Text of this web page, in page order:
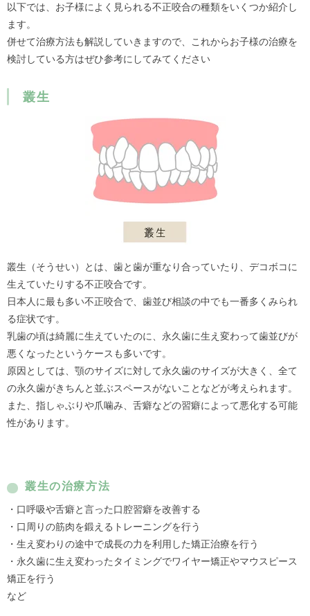
以下では、お子様によく見られる不正咬合の種類をいくつか紹介し
ます。
併せて治療方法も解説していきますので、これからお子様の治療を
検討している方はぜひ参考にしてみてください
叢生
叢生（そうせい）とは、歯と歯が重なり合っていたり、デコボコに
生えていたりする不正咬合です。
日本人に最も多い不正咬合で、歯並び相談の中でも一番多くみられ
る症状です。
乳歯の頃は綺麗に生えていたのに、永久歯に生え変わって歯並びが
悪くなったというケースも多いです。
原因としては、顎のサイズに対して永久歯のサイズが大きく、全て
の永久歯がきちんと並ぶスペースがないことなどが考えられます。
また、指しゃぶりや爪噛み、舌癖などの習癖によって悪化する可能
性があります。
叢生の治療方法
・口呼吸や舌癖と言った口腔習癖を改善する
・口周りの筋肉を鍛えるトレーニングを行う
・生え変わりの途中で成長の力を利用した矯正治療を行う
・永久歯に生え変わったタイミングでワイヤー矯正やマウスピース
矯正を行う
など